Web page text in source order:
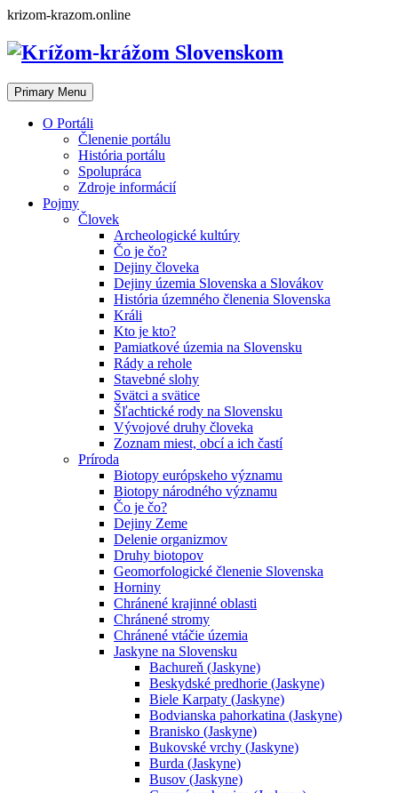
Skip
content
krizom-krazom.online
Primary Menu
O Portáli
Členenie portálu
História portálu
Spolupráca
Zdroje informácií
Pojmy
Človek
Archeologické kultúry
Čo je čo?
Dejiny človeka
Dejiny územia Slovenska a Slovákov
História územného členenia Slovenska
Králi
Kto je kto?
Pamiatkové územia na Slovensku
Rády a rehole
Stavebné slohy
Svätci a svätice
Šľachtické rody na Slovensku
Vývojové druhy človeka
Zoznam miest, obcí a ich častí
Príroda
Biotopy európskeho významu
Biotopy národného významu
Čo je čo?
Dejiny Zeme
Delenie organizmov
Druhy biotopov
Geomorfologické členenie Slovenska
Horniny
Chránené krajinné oblasti
Chránené stromy
Chránené vtáčie územia
Jaskyne na Slovensku
Bachureň (Jaskyne)
Beskydské predhorie (Jaskyne)
Biele Karpaty (Jaskyne)
Bodvianska pahorkatina (Jaskyne)
Branisko (Jaskyne)
Bukovské vrchy (Jaskyne)
Burda (Jaskyne)
Busov (Jaskyne)